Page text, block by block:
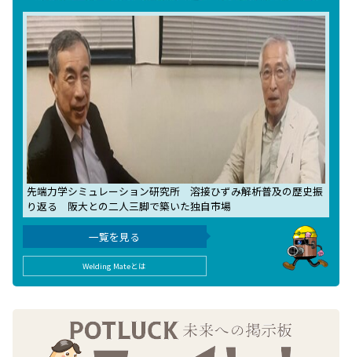
先端力学シミュレーション研究所 溶接ひずみ解析普及の歴史振
り返る 阪大との二人三脚で築いた独自市場
一覧を見る
Welding Mateとは